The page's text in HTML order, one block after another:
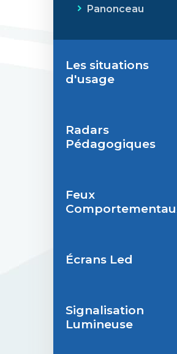
Panonceau
Les situations
d'usage
Situations de
signalisation
Situations de
signalisation
Radars
Pédagogiques
Radar
Feux
Feu
Écrans Led
Écran Géant
Led
Signalisation
Lumineuse